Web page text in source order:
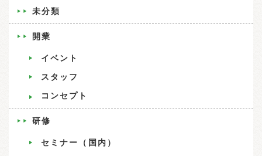
未分類
開業
イベント
スタッフ
コンセプト
研修
セミナー（国内）